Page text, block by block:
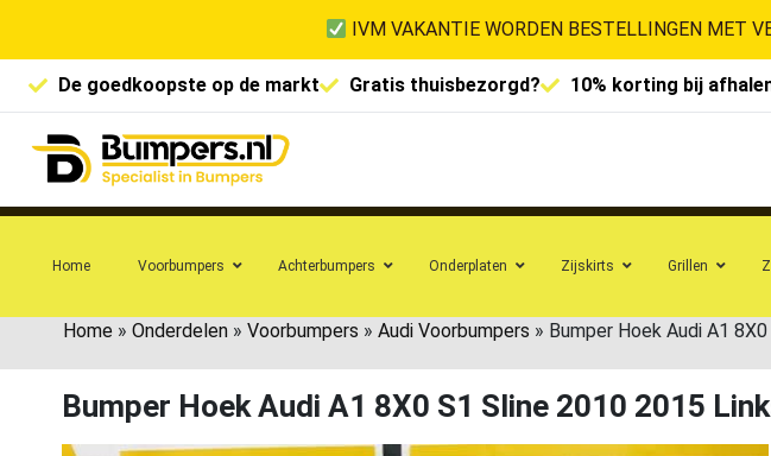
IVM VAKANTIE WORDEN BESTELLINGEN MET
De goedkoopste op de markt Gratis thuisbezorgd? 10% korting bij
Home Voorbumpers Achterbumpers Onderplaten Zijskirts Grillen
Home » Onderdelen » Voorbumpers » Audi Voorbumpers » Bumper Hoek Audi A1
Bumper Hoek Audi A1 8X0 S1 Sline 2010 2015